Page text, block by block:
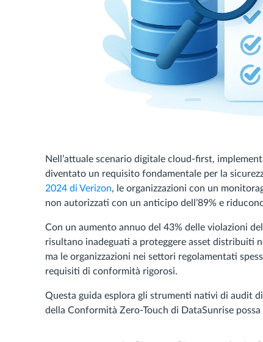
Nell’attuale scenario digitale cloud-first,
diventato un requisito fondamentale per la
2024 di Verizon, le organizzazioni con un
non autorizzati con un anticipo dell’89% e
Con un aumento annuo del 43% delle violazioni
risultano inadeguati a proteggere asset distribuiti
ma le organizzazioni nei settori regolamentati
requisiti di conformità rigorosi.
Questa guida esplora gli strumenti nativi di audit
della Conformità Zero-Touch di DataSunrise